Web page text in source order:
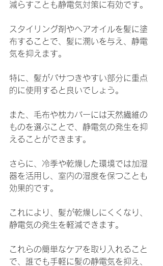
減らすことも静電気対策に有効です。
スタイリング剤やヘアオイルを髪に塗
布することで、髪に潤いを与え、静電
気を抑えます。
特に、髪がパサつきやすい部分に重点
的に使用すると良いでしょう。
また、毛布や枕カバーには天然繊維の
ものを選ぶことで、静電気の発生を抑
えることができます。
さらに、冷季や乾燥した環境では加湿
器を活用し、室内の湿度を保つことも
効果的です。
これにより、髪が乾燥しにくくなり、
静電気の発生を軽減できます。
これらの簡単なケアを取り入れること
で、誰でも手軽に髪の静電気を抑え、